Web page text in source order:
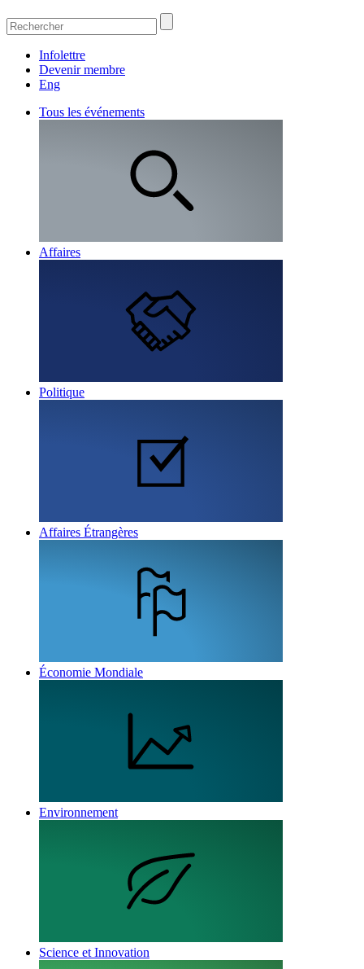
Infolettre
Devenir membre
Eng
Tous les événements
Affaires
Politique
Affaires Étrangères
Économie Mondiale
Environnement
Science et Innovation